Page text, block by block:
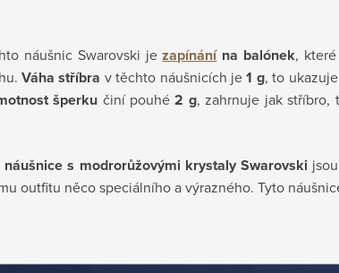
náušnic Swarovski jezapínánína balónek,
Váha stříbra v těchto náušnicích je1 g, to
šperku činí pouhé2 g, zahrnuje jak stříbro,
náušnice s modrorůžovými krystaly Swarovski
outfitu něco speciálního a výrazného. Tyto